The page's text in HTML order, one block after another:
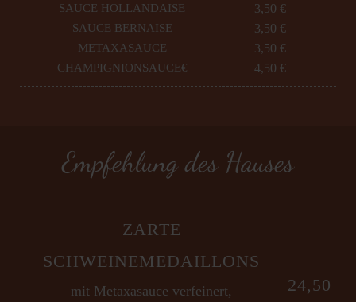
SAUCE HOLLANDAISE
SAUCE BERNAISE
METAXASAUCE
CHAMPIGNIONSAUCE€
3,50 €
3,50 €
3,50 €
4,50 €
Empfehlung des Hauses
ZARTE
SCHWEINEMEDAILLONS
mit Metaxasauce verfeinert,
24,50